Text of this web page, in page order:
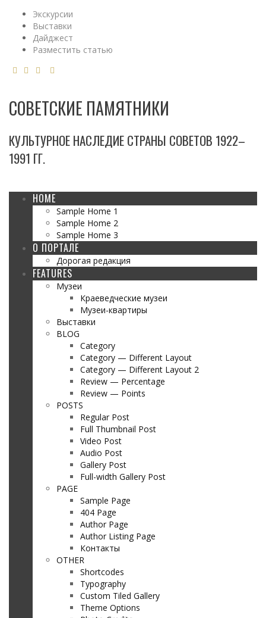
Экскурсии
Выставки
Дайджест
Разместить статью
СОВЕТСКИЕ ПАМЯТНИКИ
КУЛЬТУРНОЕ НАСЛЕДИЕ СТРАНЫ СОВЕТОВ 1922–
1991 ГГ.
HOME
Sample Home 1
Sample Home 2
Sample Home 3
О ПОРТАЛЕ
Дорогая редакция
FEATURES
Музеи
Краеведческие музеи
Музеи-квартиры
Выставки
BLOG
Category
Category — Different Layout
Category — Different Layout 2
Review — Percentage
Review — Points
POSTS
Regular Post
Full Thumbnail Post
Video Post
Audio Post
Gallery Post
Full-width Gallery Post
PAGE
Sample Page
404 Page
Author Page
Author Listing Page
Контакты
OTHER
Shortcodes
Typography
Custom Tiled Gallery
Theme Options